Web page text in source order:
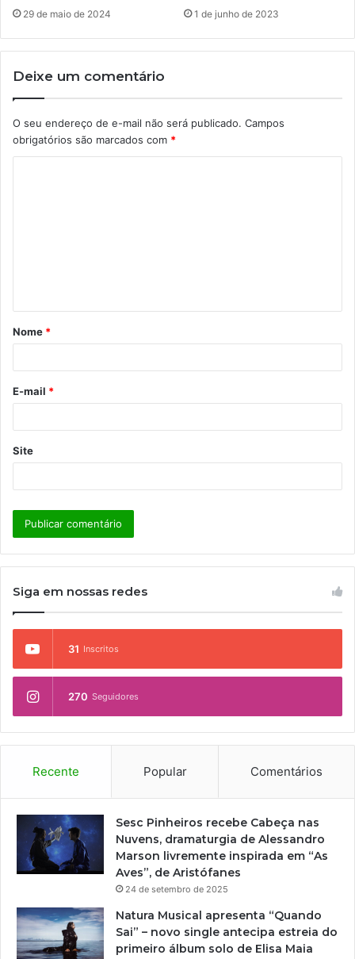
29 de maio de 2024 1 de junho de 2023
Deixe um comentário
O seu endereço de e-mail não será publicado. Campos
obrigatórios são marcados com *
á
r
*
Nome *
E-mail *
Site
Siga em nossas redes
31 Inscritos
270 Seguidores
Recente Popular Comentários
Sesc Pinheiros recebe Cabeça nas
Nuvens, dramaturgia de Alessandro
Marson livremente inspirada em “As
Aves”, de Aristófanes
24 de setembro de 2025
Natura Musical apresenta “Quando
Sai” – novo single antecipa estreia do
primeiro álbum solo de Elisa Maia